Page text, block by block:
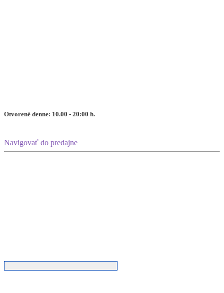
Otvorené denne: 10.00 - 20:00 h.
Navigovať do predajne